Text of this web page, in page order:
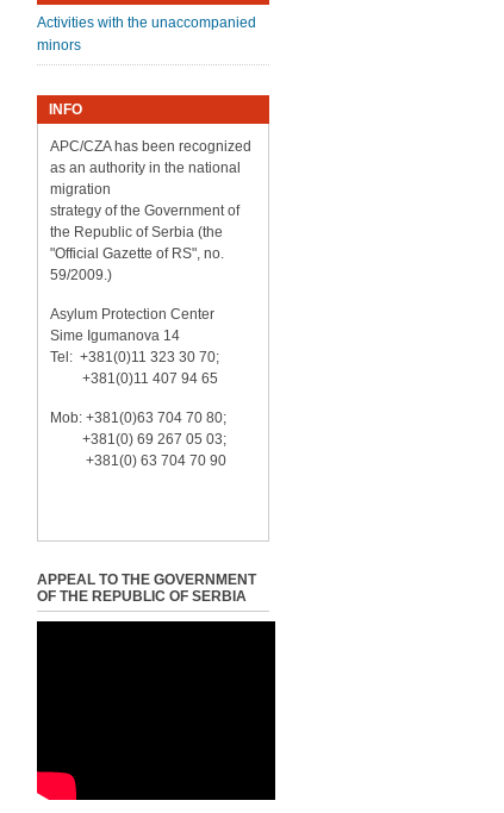
Activities with the unaccompanied
minors
INFO
APC/CZA has been recognized
as an authority in the national
migration
strategy of the Government of
the Republic of Serbia (the
"Official Gazette of RS", no.
59/2009.)
Asylum Protection Center
Sime Igumanova 14
Tel: +381(0)11 323 30 70;
+381(0)11 407 94 65
Mob: +381(0)63 704 70 80;
+381(0) 69 267 05 03;
+381(0) 63 704 70 90
APPEAL TO THE GOVERNMENT
OF THE REPUBLIC OF SERBIA